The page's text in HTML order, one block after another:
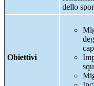
dello
Obiettivi